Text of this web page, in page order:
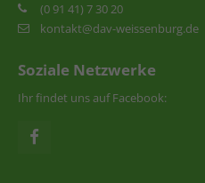
(0 91 41) 7 30 20
kontakt@dav-weissenburg.de
Soziale Netzwerke
Ihr findet uns auf Facebook: